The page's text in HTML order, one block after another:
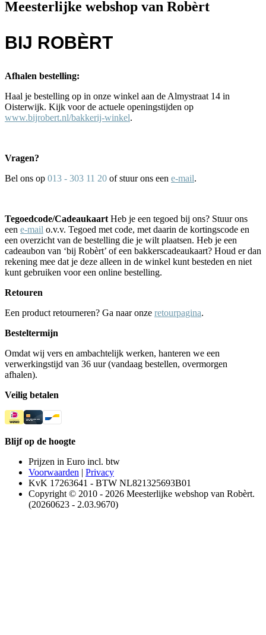
Meesterlijke webshop van Robèrt
BIJ ROBÈRT
Afhalen bestelling:
Haal je bestelling op in onze winkel aan de Almystraat 14 in
Oisterwijk. Kijk voor de actuele openingstijden op
www.bijrobert.nl/bakkerij-winkel.
Vragen?
Bel ons op 013 - 303 11 20 of stuur ons een e-mail.
Tegoedcode/Cadeaukaart Heb je een tegoed bij ons? Stuur ons
een e-mail o.v.v. Tegoed met code, met daarin de kortingscode en
een overzicht van de bestelling die je wilt plaatsen. Heb je een
cadeaubon van ‘bij Robèrt’ of een bakkerscadeaukaart? Houd er dan
rekening mee dat je deze alleen in de winkel kunt besteden en niet
kunt gebruiken voor een online bestelling.
Retouren
Een product retourneren? Ga naar onze retourpagina.
Besteltermijn
Omdat wij vers en ambachtelijk werken, hanteren we een
verwerkingstijd van 36 uur (vandaag bestellen, overmorgen
afhalen).
Veilig betalen
Blijf op de hoogte
Prijzen in Euro incl. btw
Voorwaarden | Privacy
KvK 17263641 - BTW NL821325693B01
Copyright © 2010 - 2026 Meesterlijke webshop van Robèrt.
(20260623 - 2.03.9670)